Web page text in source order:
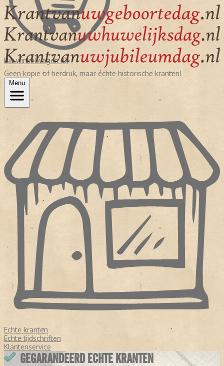
Uw winkelwagen (0)
Geen kopie of herdruk, maar échte historische kranten!
Menu
Echte kranten
Echte tijdschriften
Klantenservice
GEGARANDEERD ECHTE KRANTEN